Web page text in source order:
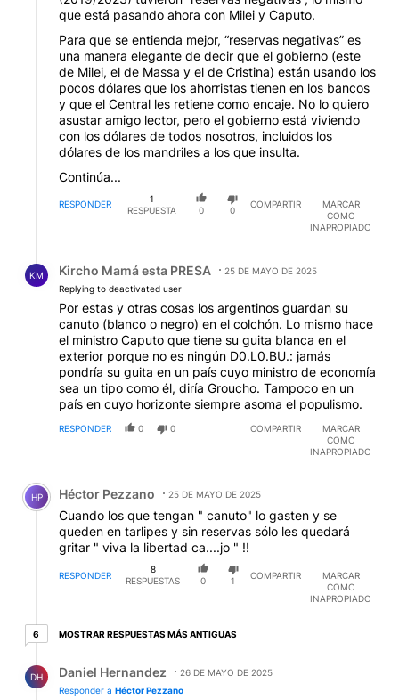
que está pasando ahora con Milei y Caputo.
Para que se entienda mejor, “reservas negativas” es
una manera elegante de decir que el gobierno (este
de Milei, el de Massa y el de Cristina) están usando los
pocos dólares que los ahorristas tienen en los bancos
y que el Central les retiene como encaje. No lo quiero
asustar amigo lector, pero el gobierno está viviendo
con los dólares de todos nosotros, incluidos los
dólares de los mandriles a los que insulta.
Continúa...
RESPONDER
1
RESPUESTA
0 0
COMPARTIR
MARCAR
COMO
INAPROPIADO
KM Kircho Mamá esta PRESA
25 DE MAYO DE 2025
Replying to deactivated user
Por estas y otras cosas los argentinos guardan su
canuto (blanco o negro) en el colchón. Lo mismo hace
el ministro Caputo que tiene su guita blanca en el
exterior porque no es ningún D0.L0.BU.: jamás
pondría su guita en un país cuyo ministro de economía
sea un tipo como él, diría Groucho. Tampoco en un
país en cuyo horizonte siempre asoma el populismo.
RESPONDER 0 0 COMPARTIR
MARCAR
COMO
INAPROPIADO
Comentario de Héctor Pezzano.
HP Héctor Pezzano 25 DE MAYO DE 2025
Cuando los que tengan " canuto" lo gasten y se
queden en tarlipes y sin reservas sólo les quedará
gritar " viva la libertad ca....jo " !!
RESPONDER
8
RESPUESTAS
0 1
COMPARTIR
MARCAR
COMO
INAPROPIADO
66 respuestas más antiguas
MOSTRAR RESPUESTAS MÁS ANTIGUAS
DH Daniel Hernandez
26 DE MAYO DE 2025
Responder a Héctor Pezzano